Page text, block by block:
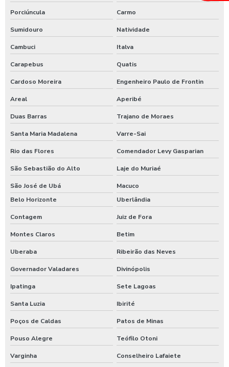
Lavadora de ônibus
Lavadora profissional de caminhão 3 produtos
Lavadora self service de carros
Lavagem automática de carros
Lavagem automática de veículos
Lavagem de caminhão
Lavagem de caminhão equipamentos
Lavagem de caminhão de lixo
Lavagem de caminhão preço
Lavagem de carros self service
Lavagem expressa
Lavagem expressa de carros
Lavagem de máquinas agrícolas
Lavagem de máquinas pesadas
Lavagem de ônibus
Lavagem self service de automóveis
Lavagem self service carros
Lavagem de trator
Porciúncula Carmo
Sumidouro Natividade
Cambuci Italva
Carapebus Quatis
Cardoso Moreira Engenheiro Paulo de Frontin
Areal Aperibé
Duas Barras Trajano de Moraes
Santa Maria Madalena Varre-Sai
Rio das Flores Comendador Levy Gasparian
São Sebastião do Alto Laje do Muriaé
São José de Ubá
Macuco
Belo Horizonte
Uberlândia
Contagem Juiz de Fora
Montes Claros Betim
Uberaba Ribeirão das Neves
Governador Valadares Divinópolis
Ipatinga Sete Lagoas
Santa Luzia Ibirité
Poços de Caldas Patos de Minas
Pouso Alegre Teófilo Otoni
Varginha Conselheiro Lafaiete